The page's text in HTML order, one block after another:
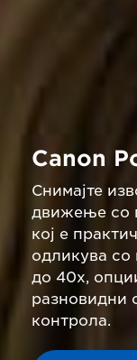
Canon
Снимајте
движење со
кој е
одликува со
до 40x,
разновидни
контрола.